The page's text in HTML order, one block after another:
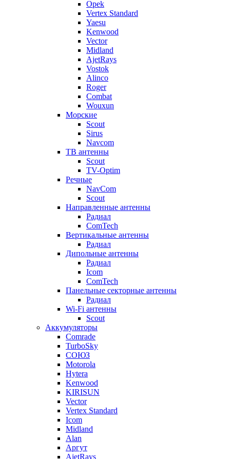
Opek
Vertex Standard
Yaesu
Kenwood
Vector
Midland
AjetRays
Vostok
Alinco
Roger
Combat
Wouxun
Морские
Scout
Sirus
Navcom
ТВ антенны
Scout
TV-Optim
Речные
NavCom
Scout
Направленные антенны
Радиал
ComTech
Вертикальные антенны
Радиал
Дипольные антенны
Радиал
Icom
ComTech
Панельные секторные антенны
Радиал
Wi-Fi антенны
Scout
Аккумуляторы
Comrade
TurboSky
СОЮЗ
Motorola
Hytera
Kenwood
KIRISUN
Vector
Vertex Standard
Icom
Midland
Alan
Аргут
AjetRays